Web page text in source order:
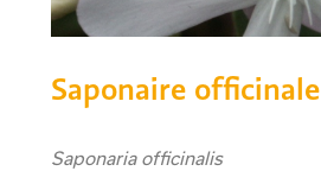
Saponaire officinale
Saponaria officinalis